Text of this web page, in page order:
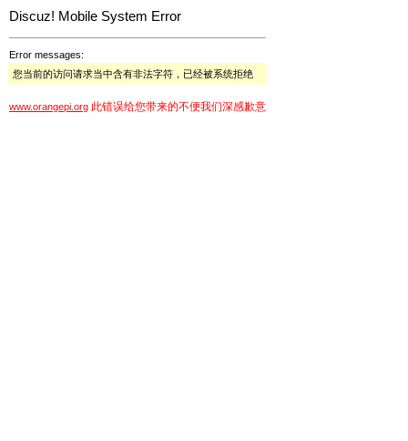
Discuz! Mobile System Error
Error messages:
您当前的访问请求当中含有非法字符，已经被系统拒绝
www.orangepi.org 此错误给您带来的不便我们深感歉意